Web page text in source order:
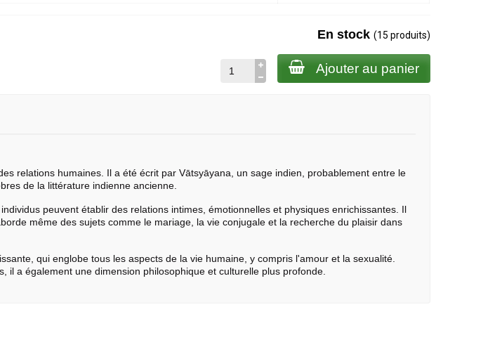
En stock (15 produits)
Ajouter au panier
relations humaines. Il a été écrit par Vātsyāyana, un sage indien, probablement entre le
de la littérature indienne ancienne.
peuvent établir des relations intimes, émotionnelles et physiques enrichissantes. Il
même des sujets comme le mariage, la vie conjugale et la recherche du plaisir dans
qui englobe tous les aspects de la vie humaine, y compris l'amour et la sexualité.
a également une dimension philosophique et culturelle plus profonde.